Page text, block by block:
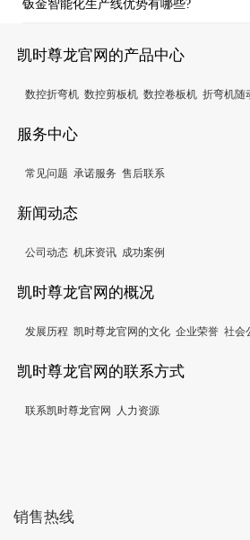
钣金智能化生产线优势有哪些?
凯时尊龙官网的产品中心
数控折弯机 数控剪板机 数控卷板机 折弯机随
服务中心
常见问题 承诺服务 售后联系
新闻动态
公司动态 机床资讯 成功案例
凯时尊龙官网的概况
发展历程 凯时尊龙官网的文化 企业荣誉 社会
凯时尊龙官网的联系方式
联系凯时尊龙官网 人力资源
销售热线